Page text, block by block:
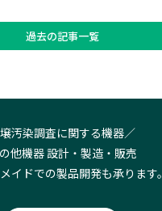
過去の記事一覧
汚染調査に関する機器／
他機器 設計・製造・販売
イドでの製品開発も承ります。